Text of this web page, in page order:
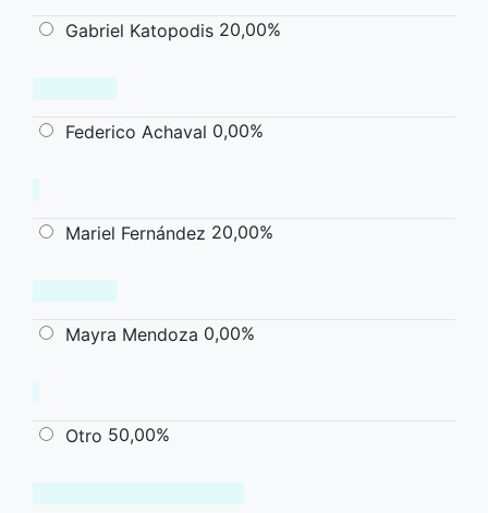
Gabriel Katopodis 20,00%
Federico Achaval 0,00%
Mariel Fernández 20,00%
Mayra Mendoza 0,00%
Otro 50,00%